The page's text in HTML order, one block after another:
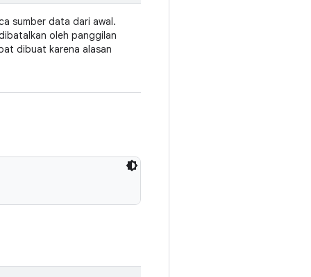
sumber data dari awal.
oleh panggilan
dibuat karena alasan